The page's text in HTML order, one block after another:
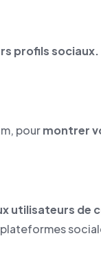
profils sociaux.
pourmontrer
utilisateurs de